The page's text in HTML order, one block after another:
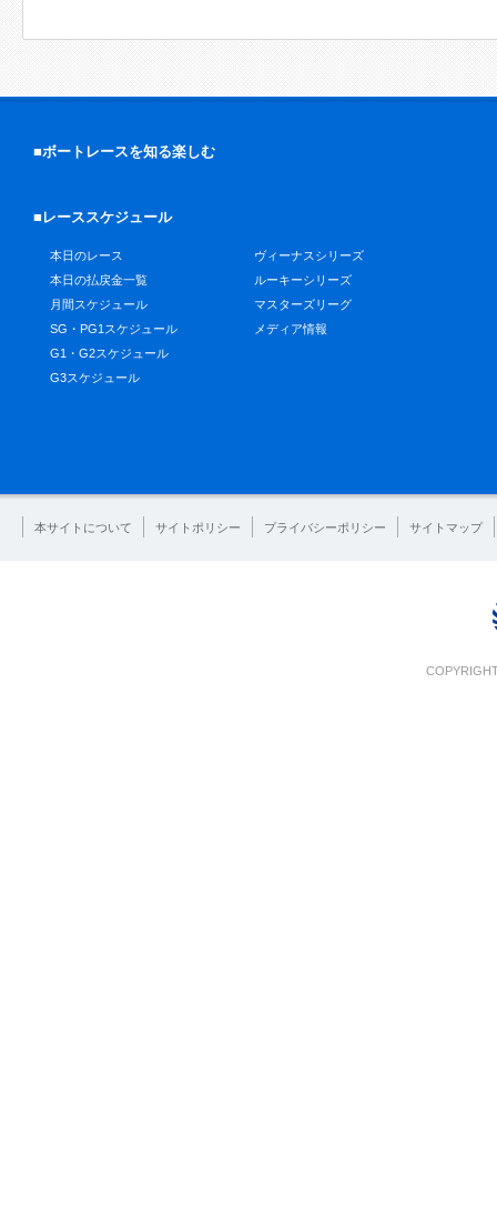
■ボートレースを知る楽しむ
■レーススケジュール
本日のレース
本日の払戻金一覧
月間スケジュール
SG・PG1スケジュール
G1・G2スケジュール
G3スケジュール
ヴィーナスシリーズ
ルーキーシリーズ
マスターズリーグ
メディア情報
本サイトについて サイトポリシー プライバシーポリシー サイトマップ